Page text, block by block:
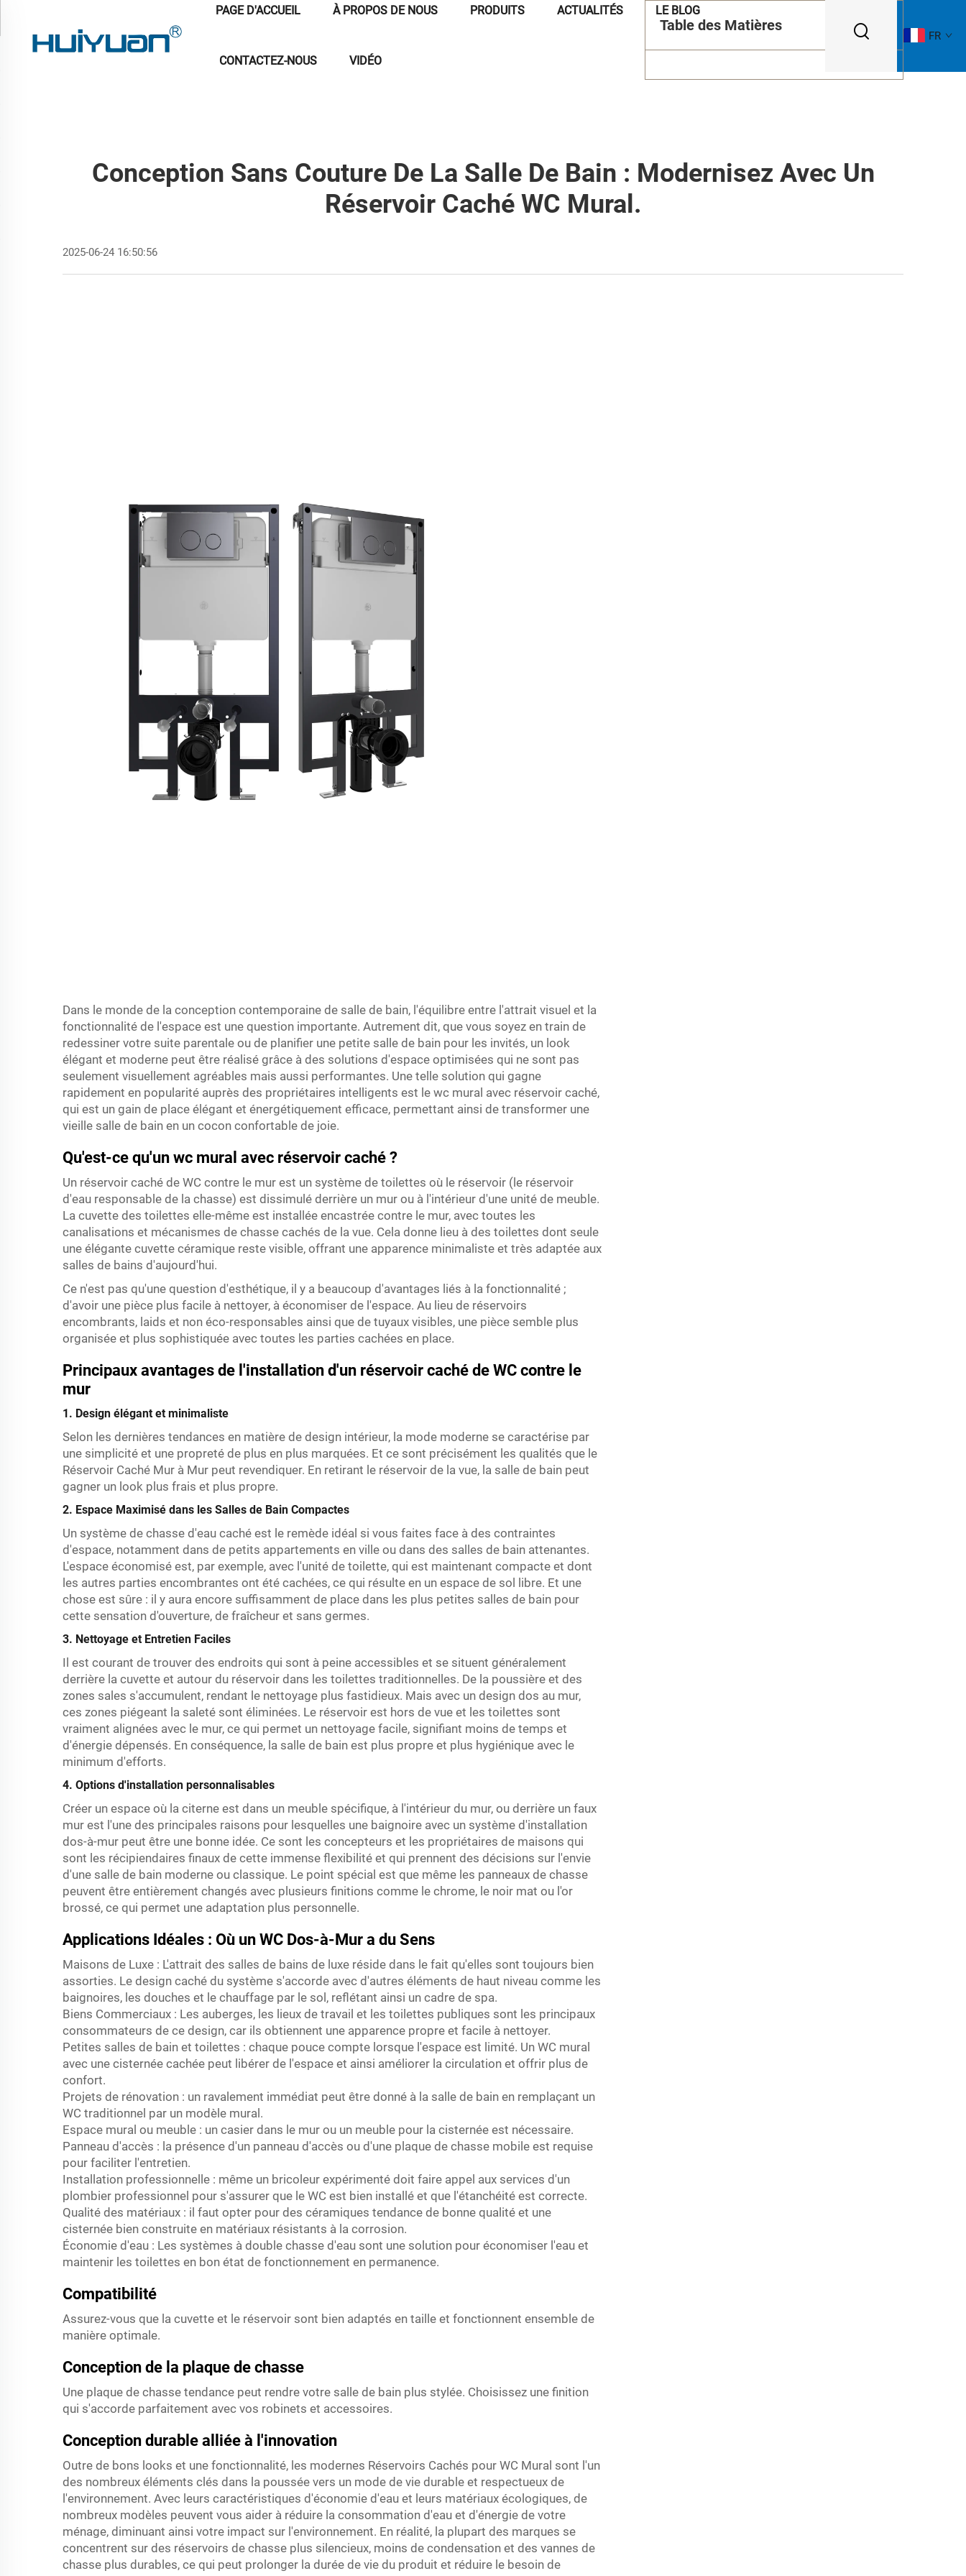
PAGE D'ACCUEIL À PROPOS DE NOUS PRODUITS ACTUALITÉS LE BLOG
CONTACTEZ-NOUS VIDÉO
FR
Conception Sans Couture De La Salle De Bain : Modernisez Avec Un
Réservoir Caché WC Mural.
2025-06-24 16:50:56
Dans le monde de la conception contemporaine de salle de bain, l'équilibre entre l'attrait visuel et la
fonctionnalité de l'espace est une question importante. Autrement dit, que vous soyez en train de
redessiner votre suite parentale ou de planifier une petite salle de bain pour les invités, un look
élégant et moderne peut être réalisé grâce à des solutions d'espace optimisées qui ne sont pas
seulement visuellement agréables mais aussi performantes. Une telle solution qui gagne
rapidement en popularité auprès des propriétaires intelligents est le wc mural avec réservoir caché,
qui est un gain de place élégant et énergétiquement efficace, permettant ainsi de transformer une
vieille salle de bain en un cocon confortable de joie.
Qu'est-ce qu'un wc mural avec réservoir caché ?
Un réservoir caché de WC contre le mur est un système de toilettes où le réservoir (le réservoir
d'eau responsable de la chasse) est dissimulé derrière un mur ou à l'intérieur d'une unité de meuble.
La cuvette des toilettes elle-même est installée encastrée contre le mur, avec toutes les
canalisations et mécanismes de chasse cachés de la vue. Cela donne lieu à des toilettes dont seule
une élégante cuvette céramique reste visible, offrant une apparence minimaliste et très adaptée aux
salles de bains d'aujourd'hui.
Ce n'est pas qu'une question d'esthétique, il y a beaucoup d'avantages liés à la fonctionnalité ;
d'avoir une pièce plus facile à nettoyer, à économiser de l'espace. Au lieu de réservoirs
encombrants, laids et non éco-responsables ainsi que de tuyaux visibles, une pièce semble plus
organisée et plus sophistiquée avec toutes les parties cachées en place.
Principaux avantages de l'installation d'un réservoir caché de WC contre le
mur
1. Design élégant et minimaliste
Selon les dernières tendances en matière de design intérieur, la mode moderne se caractérise par
une simplicité et une propreté de plus en plus marquées. Et ce sont précisément les qualités que le
Réservoir Caché Mur à Mur peut revendiquer. En retirant le réservoir de la vue, la salle de bain peut
gagner un look plus frais et plus propre.
2. Espace Maximisé dans les Salles de Bain Compactes
Un système de chasse d'eau caché est le remède idéal si vous faites face à des contraintes
d'espace, notamment dans de petits appartements en ville ou dans des salles de bain attenantes.
L'espace économisé est, par exemple, avec l'unité de toilette, qui est maintenant compacte et dont
les autres parties encombrantes ont été cachées, ce qui résulte en un espace de sol libre. Et une
chose est sûre : il y aura encore suffisamment de place dans les plus petites salles de bain pour
cette sensation d'ouverture, de fraîcheur et sans germes.
3. Nettoyage et Entretien Faciles
Il est courant de trouver des endroits qui sont à peine accessibles et se situent généralement
derrière la cuvette et autour du réservoir dans les toilettes traditionnelles. De la poussière et des
zones sales s'accumulent, rendant le nettoyage plus fastidieux. Mais avec un design dos au mur,
ces zones piégeant la saleté sont éliminées. Le réservoir est hors de vue et les toilettes sont
vraiment alignées avec le mur, ce qui permet un nettoyage facile, signifiant moins de temps et
d'énergie dépensés. En conséquence, la salle de bain est plus propre et plus hygiénique avec le
minimum d'efforts.
4. Options d'installation personnalisables
Créer un espace où la citerne est dans un meuble spécifique, à l'intérieur du mur, ou derrière un faux
mur est l'une des principales raisons pour lesquelles une baignoire avec un système d'installation
dos-à-mur peut être une bonne idée. Ce sont les concepteurs et les propriétaires de maisons qui
sont les récipiendaires finaux de cette immense flexibilité et qui prennent des décisions sur l'envie
d'une salle de bain moderne ou classique. Le point spécial est que même les panneaux de chasse
peuvent être entièrement changés avec plusieurs finitions comme le chrome, le noir mat ou l'or
brossé, ce qui permet une adaptation plus personnelle.
Applications Idéales : Où un WC Dos-à-Mur a du Sens
Maisons de Luxe : L'attrait des salles de bains de luxe réside dans le fait qu'elles sont toujours bien
assorties. Le design caché du système s'accorde avec d'autres éléments de haut niveau comme les
baignoires, les douches et le chauffage par le sol, reflétant ainsi un cadre de spa.
Biens Commerciaux : Les auberges, les lieux de travail et les toilettes publiques sont les principaux
consommateurs de ce design, car ils obtiennent une apparence propre et facile à nettoyer.
Petites salles de bain et toilettes : chaque pouce compte lorsque l'espace est limité. Un WC mural
avec une cisternée cachée peut libérer de l'espace et ainsi améliorer la circulation et offrir plus de
confort.
Projets de rénovation : un ravalement immédiat peut être donné à la salle de bain en remplaçant un
WC traditionnel par un modèle mural.
Espace mural ou meuble : un casier dans le mur ou un meuble pour la cisternée est nécessaire.
Panneau d'accès : la présence d'un panneau d'accès ou d'une plaque de chasse mobile est requise
pour faciliter l'entretien.
Installation professionnelle : même un bricoleur expérimenté doit faire appel aux services d'un
plombier professionnel pour s'assurer que le WC est bien installé et que l'étanchéité est correcte.
Qualité des matériaux : il faut opter pour des céramiques tendance de bonne qualité et une
cisternée bien construite en matériaux résistants à la corrosion.
Économie d'eau : Les systèmes à double chasse d'eau sont une solution pour économiser l'eau et
maintenir les toilettes en bon état de fonctionnement en permanence.
Compatibilité
Assurez-vous que la cuvette et le réservoir sont bien adaptés en taille et fonctionnent ensemble de
manière optimale.
Conception de la plaque de chasse
Une plaque de chasse tendance peut rendre votre salle de bain plus stylée. Choisissez une finition
qui s'accorde parfaitement avec vos robinets et accessoires.
Conception durable alliée à l'innovation
Outre de bons looks et une fonctionnalité, les modernes Réservoirs Cachés pour WC Mural sont l'un
des nombreux éléments clés dans la poussée vers un mode de vie durable et respectueux de
l'environnement. Avec leurs caractéristiques d'économie d'eau et leurs matériaux écologiques, de
nombreux modèles peuvent vous aider à réduire la consommation d'eau et d'énergie de votre
ménage, diminuant ainsi votre impact sur l'environnement. En réalité, la plupart des marques se
concentrent sur des réservoirs de chasse plus silencieux, moins de condensation et des vannes de
chasse plus durables, ce qui peut prolonger la durée de vie du produit et réduire le besoin de
Table des Matières